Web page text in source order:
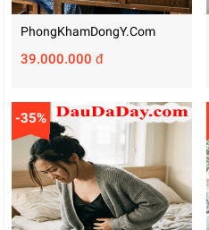
PhongKhamDongY.com
39.000.000 đ
-35%